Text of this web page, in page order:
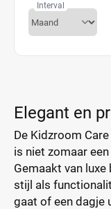
Interval
Elegant en
De Kidzroom
is niet zomaar
Gemaakt van luxe
stijl als
gaat of een dagje